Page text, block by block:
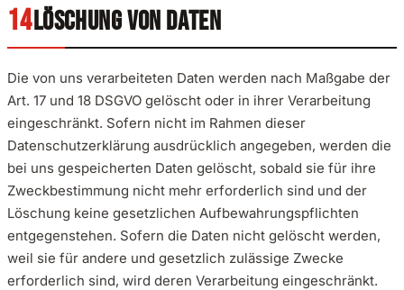
LÖSCHUNG VON DATEN
Die von uns verarbeiteten Daten werden nach Maßgabe der
Art. 17 und 18 DSGVO gelöscht oder in ihrer Verarbeitung
eingeschränkt. Sofern nicht im Rahmen dieser
Datenschutzerklärung ausdrücklich angegeben, werden die
bei uns gespeicherten Daten gelöscht, sobald sie für ihre
Zweckbestimmung nicht mehr erforderlich sind und der
Löschung keine gesetzlichen Aufbewahrungspflichten
entgegenstehen. Sofern die Daten nicht gelöscht werden,
weil sie für andere und gesetzlich zulässige Zwecke
erforderlich sind, wird deren Verarbeitung eingeschränkt.